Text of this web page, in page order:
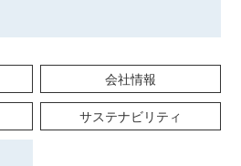
会社情報
サステナビリティ